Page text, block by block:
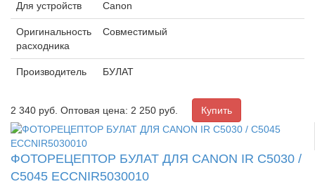
Для устройств Canon
Оригинальность
расходника
Совместимый
Производитель БУЛАТ
2 340 руб. Оптовая цена: 2 250 руб.
ФОТОРЕЦЕПТОР БУЛАТ ДЛЯ CANON IR C5030 /
C5045 ECCNIR5030010